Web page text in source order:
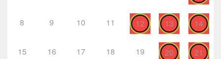
8 9 10 11 12 13 14
15 16 17 18 19 20 21